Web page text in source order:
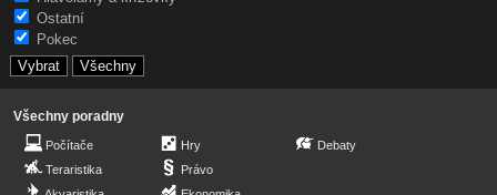
Ostatní
Pokec
Všechny poradny
Počítače
Teraristika
Hry
Právo
Debaty